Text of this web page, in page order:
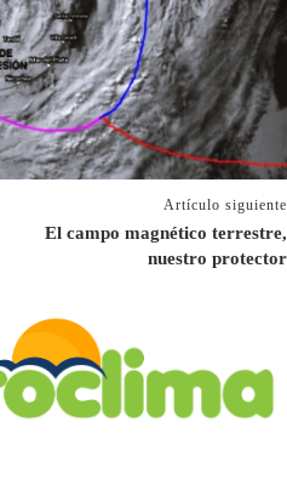
Artículo siguiente
El campo magnético terrestre,
nuestro protector